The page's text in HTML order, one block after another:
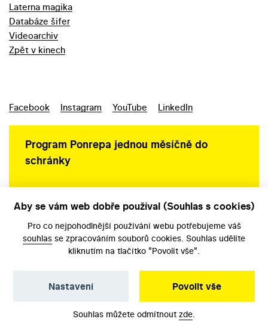
Laterna magika
Databáze šifer
Videoarchiv
Zpět v kinech
Facebook Instagram YouTube LinkedIn
Program Ponrepa jednou měsíčně do
schránky
Aby se vám web dobře používal (Souhlas s cookies)
Pro co nejpohodlnější používání webu potřebujeme váš
souhlas se zpracováním souborů cookies. Souhlas udělíte
kliknutím na tlačítko "Povolit vše".
Povolit vše
Nastavení
Souhlas můžete odmítnout zde